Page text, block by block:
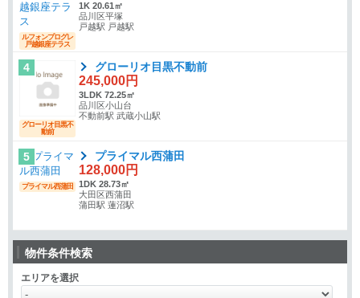
ルフォンプログレ
戸越銀座テラス
1K 20.61㎡
品川区平塚
戸越駅 戸越駅
4
グローリオ目黒不
動前
グローリオ目黒不動前
245,000円
3LDK 72.25㎡
品川区小山台
不動前駅 武蔵小山駅
5
プライマル西蒲田
プライマル西蒲田
128,000円
1DK 28.73㎡
大田区西蒲田
蒲田駅 蓮沼駅
物件条件検索
エリアを選択